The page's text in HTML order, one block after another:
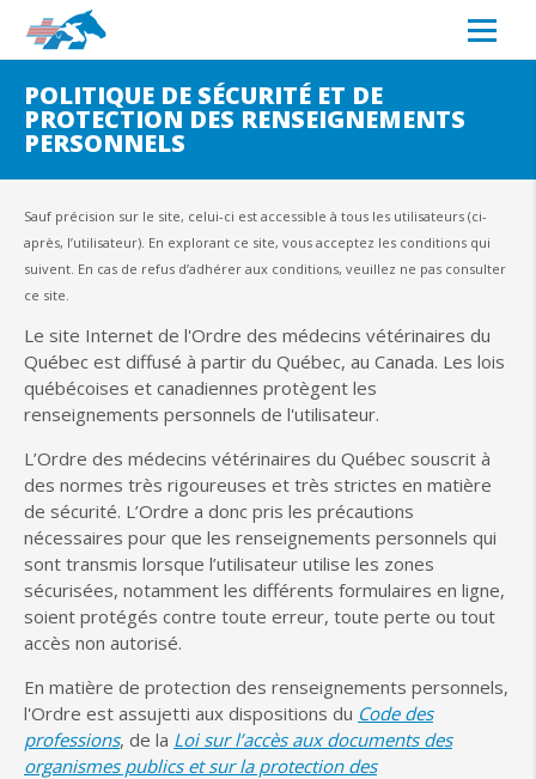
POLITIQUE DE SÉCURITÉ ET DE
PROTECTION DES RENSEIGNEMENTS
PERSONNELS
Sauf précision sur le site, celui-ci est accessible à tous les utilisateurs (ci-
après, l’utilisateur). En explorant ce site, vous acceptez les conditions qui
suivent. En cas de refus d’adhérer aux conditions, veuillez ne pas consulter
ce site.
Le site Internet de l'Ordre des médecins vétérinaires du
Québec est diffusé à partir du Québec, au Canada. Les lois
québécoises et canadiennes protègent les
renseignements personnels de l'utilisateur.
L’Ordre des médecins vétérinaires du Québec souscrit à
des normes très rigoureuses et très strictes en matière
de sécurité. L’Ordre a donc pris les précautions
nécessaires pour que les renseignements personnels qui
sont transmis lorsque l’utilisateur utilise les zones
sécurisées, notamment les différents formulaires en ligne,
soient protégés contre toute erreur, toute perte ou tout
accès non autorisé.
En matière de protection des renseignements personnels,
l'Ordre est assujetti aux dispositions du Code des
professions, de la Loi sur l’accès aux documents des
organismes publics et sur la protection des